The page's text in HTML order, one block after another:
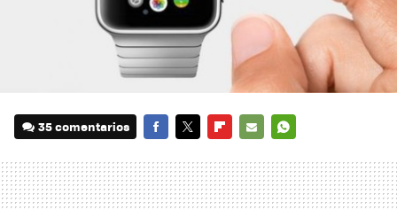
35 comentarios
MAIL